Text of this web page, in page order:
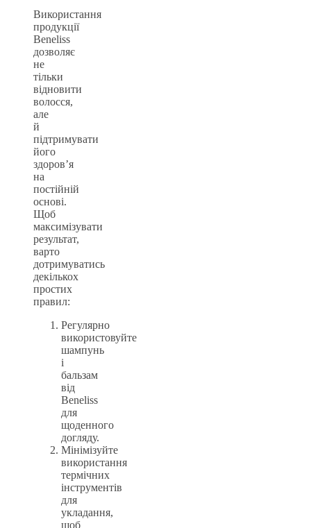
Використання
продукції
Beneliss
дозволяє
не
тільки
відновити
волосся,
але
й
підтримувати
його
здоров’я
на
постійній
основі.
Щоб
максимізувати
результат,
варто
дотримуватись
декількох
простих
правил:
Регулярно
використовуйте
шампунь
і
бальзам
від
Beneliss
для
щоденного
догляду.
Мінімізуйте
використання
термічних
інструментів
для
укладання,
щоб